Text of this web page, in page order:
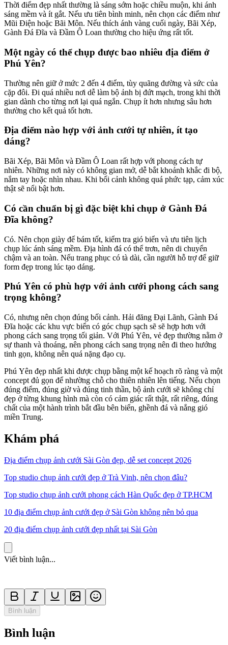
Thời điểm đẹp nhất thường là sáng sớm hoặc chiều muộn, khi ánh
sáng mềm và ít gắt. Nếu ưu tiên bình minh, nên chọn các điểm như
Mũi Điện hoặc Bãi Môn. Nếu thích ánh vàng cuối ngày, Bãi Xép,
Gành Đá Đĩa và Đầm Ô Loan thường cho hiệu ứng rất tốt.
Một ngày có thể chụp được bao nhiêu địa điểm ở
Phú Yên?
Thường nên giữ ở mức 2 đến 4 điểm, tùy quãng đường và sức của
cặp đôi. Đi quá nhiều nơi dễ làm bộ ảnh bị đứt mạch, trong khi thời
gian dành cho từng nơi lại quá ngắn. Chụp ít hơn nhưng sâu hơn
thường cho kết quả tốt hơn.
Địa điểm nào hợp với ảnh cưới tự nhiên, ít tạo
dáng?
Bãi Xép, Bãi Môn và Đầm Ô Loan rất hợp với phong cách tự
nhiên. Những nơi này có không gian mở, dễ bắt khoảnh khắc đi bộ,
nắm tay hoặc nhìn nhau. Khi bối cảnh không quá phức tạp, cảm xúc
thật sẽ nổi bật hơn.
Có cần chuẩn bị gì đặc biệt khi chụp ở Gành Đá
Đĩa không?
Có. Nên chọn giày đế bám tốt, kiểm tra gió biển và ưu tiên lịch
chụp lúc ánh sáng mềm. Địa hình đá có thể trơn, nên di chuyển
chậm và an toàn. Nếu trang phục có tà dài, cần người hỗ trợ để giữ
form đẹp trong lúc tạo dáng.
Phú Yên có phù hợp với ảnh cưới phong cách sang
trọng không?
Có, nhưng nên chọn đúng bối cảnh. Hải đăng Đại Lãnh, Gành Đá
Đĩa hoặc các khu vực biển có góc chụp sạch sẽ sẽ hợp hơn với
phong cách sang trọng tối giản. Với Phú Yên, vẻ đẹp thường nằm ở
sự thanh và thoáng, nên phong cách sang trọng nên đi theo hướng
tinh gọn, không nên quá nặng đạo cụ.
Phú Yên đẹp nhất khi được chụp bằng một kế hoạch rõ ràng và một
concept đủ gọn để nhường chỗ cho thiên nhiên lên tiếng. Nếu chọn
đúng điểm, đúng giờ và đúng tinh thần, bộ ảnh cưới sẽ không chỉ
đẹp ở từng khung hình mà còn có cảm giác rất thật, rất riêng, đúng
chất của một hành trình bắt đầu bên biển, ghềnh đá và nắng gió
miền Trung.
Khám phá
Địa điểm chụp ảnh cưới Sài Gòn đẹp, dễ set concept 2026
Top studio chụp ảnh cưới đẹp ở Trà Vinh, nên chọn đâu?
Top studio chụp ảnh cưới phong cách Hàn Quốc đẹp ở TP.HCM
10 địa điểm chụp ảnh cưới đẹp ở Sài Gòn không nên bỏ qua
20 địa điểm chụp ảnh cưới đẹp nhất tại Sài Gòn
Viết bình luận...
Bình luận
Bình luận